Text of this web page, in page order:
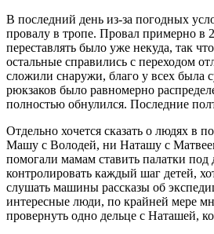
В последний день из-за погодных
провалу в тропе. Провал примерно в
переставлять было уже некуда, так
остальные справились с переходом
сложили снаружи, благо у всех была
рюкзаков было равномерно
полностью обнулился. Последние
Отдельно хочется сказать о людях
Машу с Володей, ни Наташу с
помогали мамам ставить палатки
контролировать каждый шаг детей,
слушать машины рассказы об
интересные люди, по крайней мере
провернуть одно дельце с Наташей,